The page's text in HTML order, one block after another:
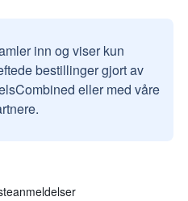
inn og viser kun
bestillinger gjort av
eller med våre